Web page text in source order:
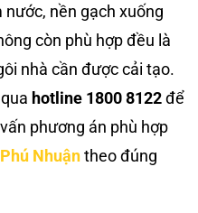
nền gạch xuống
còn phù hợp đều là
nhà cần được cải tạo.
qua hotline 1800 8122để
phương án phù hợp
Nhuậntheo đúng